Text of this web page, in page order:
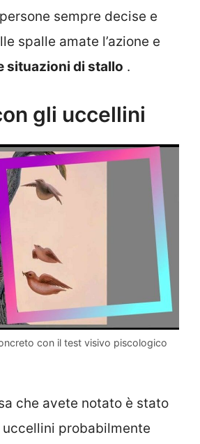
sempre decise e
spalle amate l’azione e
situazioni di stallo .
gli uccellini
con il test visivo piscologico
che avete notato è stato
uccellini probabilmente